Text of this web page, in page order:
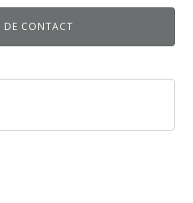
DE CONTACT